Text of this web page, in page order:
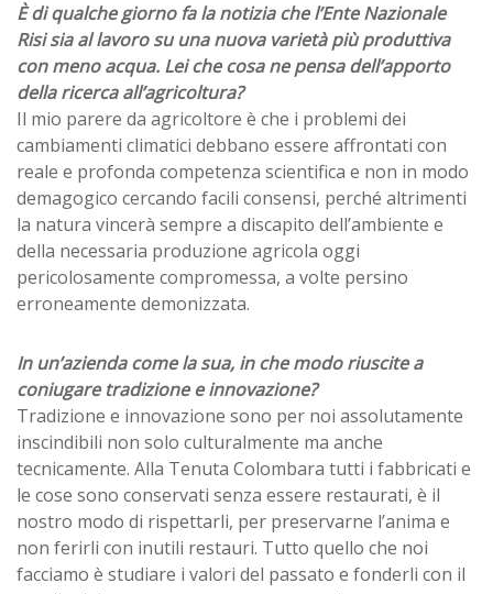
È di qualche giorno fa la notizia che l’Ente Nazionale
Risi sia al lavoro su una nuova varietà più produttiva
con meno acqua. Lei che cosa ne pensa dell’apporto
della ricerca all’agricoltura?
Il mio parere da agricoltore è che i problemi dei
cambiamenti climatici debbano essere affrontati con
reale e profonda competenza scientifica e non in modo
demagogico cercando facili consensi, perché altrimenti
la natura vincerà sempre a discapito dell’ambiente e
della necessaria produzione agricola oggi
pericolosamente compromessa, a volte persino
erroneamente demonizzata.
In un’azienda come la sua, in che modo riuscite a
coniugare tradizione e innovazione?
Tradizione e innovazione sono per noi assolutamente
inscindibili non solo culturalmente ma anche
tecnicamente. Alla Tenuta Colombara tutti i fabbricati e
le cose sono conservati senza essere restaurati, è il
nostro modo di rispettarli, per preservarne l’anima e
non ferirli con inutili restauri. Tutto quello che noi
facciamo è studiare i valori del passato e fonderli con il